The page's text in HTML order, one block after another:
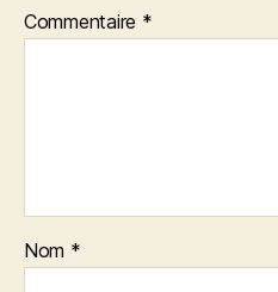
Commentaire *
Nom *